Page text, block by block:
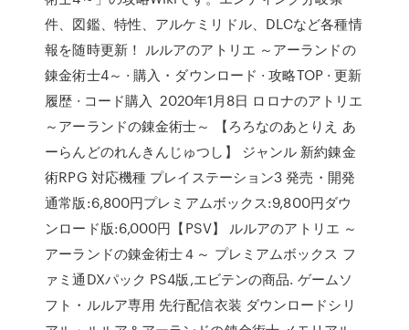
件、図鑑、特性、アルケミリドル、DLCなど各種情
報を随時更新！ ルルアのアトリエ ～アーランドの
錬金術士4～ · 購入・ダウンロード · 攻略TOP · 更新
履歴 · コード購入 2020年1月8日 ロロナのアトリエ
～アーランドの錬金術士～ 【ろろなのあとりえ あ
ーらんどのれんきんじゅつし】 ジャンル 新約錬金
術RPG 対応機種 プレイステーション3 発売・開発
通常版:6,800円プレミアムボックス:9,800円ダウ
ンロード版:6,000円【PSV】 ルルアのアトリエ ～
アーランドの錬金術士４～ プレミアムボックス フ
ァミ通DXパック PS4版,エビテンの商品. ゲームソ
フト・ルルア専用 先行配信衣装 ダウンロードシリ